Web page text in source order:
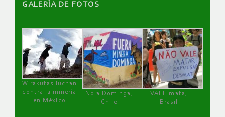
GALERÌA DE FOTOS
Wirakutas luchan
contra la minería
en México
No a Dominga,
Chile
VALE mata,
Brasil